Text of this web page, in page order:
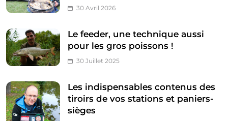
30 Avril 2026
Le feeder, une technique aussi
pour les gros poissons !
30 Juillet 2025
Les indispensables contenus des
tiroirs de vos stations et paniers-
sièges